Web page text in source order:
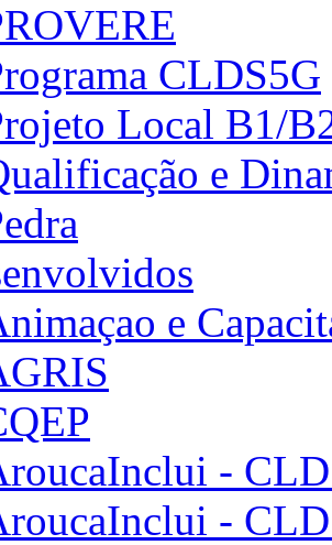
CLDS5G
Local B1/
e
e
-
-